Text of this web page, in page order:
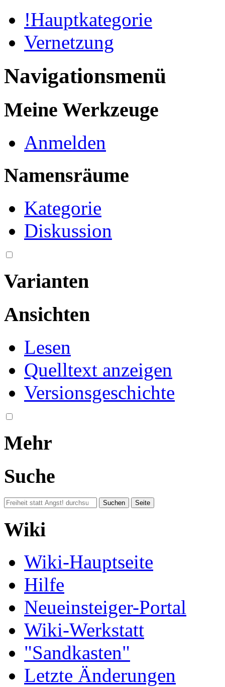
!Hauptkategorie
Vernetzung
Navigationsmenü
Meine Werkzeuge
Anmelden
Namensräume
Kategorie
Diskussion
Varianten
Ansichten
Lesen
Quelltext anzeigen
Versionsgeschichte
Mehr
Suche
Wiki
Wiki-Hauptseite
Hilfe
Neueinsteiger-Portal
Wiki-Werkstatt
"Sandkasten"
Letzte Änderungen